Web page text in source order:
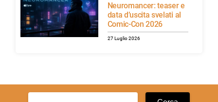
Neuromancer: teaser e
data d’uscita svelati al
Comic-Con 2026
27 Luglio 2026
Ricerca